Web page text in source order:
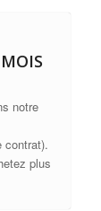
notre
contrat).
plus